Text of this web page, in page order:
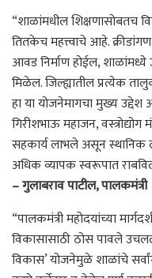
“शाळांमधील शिक्षणासोबतच
तितकेच महत्त्वाचे आहे.
आवड निर्माण होईल,
मिळेल. जिल्ह्यातील प्रत्येक
हा या योजनेमागचा मुख्य उद्देश
गिरीशभाऊ महाजन,
सहकार्य लाभले असून स्थानिक
अधिक व्यापक स्वरूपात
– गुलाबराव पाटील, पालकमंत्री
“पालकमंत्री महोदयांच्या
विकासासाठी ठोस पावले
विकास’ योजनेमुळे शाळांचे